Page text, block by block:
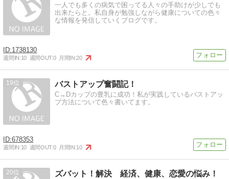
一人でも多くの病気で困ってる人々の手助けが少しでも
出来たらと。私自身が勉強しながら健康についての色々
な情報を発信していくブログです。
1738130
週間IN:10 週間OUT:0 月間IN:20
19 バストアップ奮闘記！
C→Dカップの豊乳に成功！私が実践しているバストアッ
プ方法について色々書いてます。
678353
週間IN:10 週間OUT:0 月間IN:10
20 ズバット！解決 経済、健康、恋愛の悩み！